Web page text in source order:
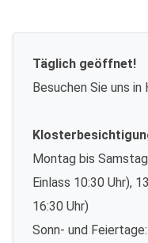
Täglich geöffnet!
Besuchen Sie uns in
Montag bis
Einlass 10:30 Uhr),
16:30 Uhr)
Sonn- und